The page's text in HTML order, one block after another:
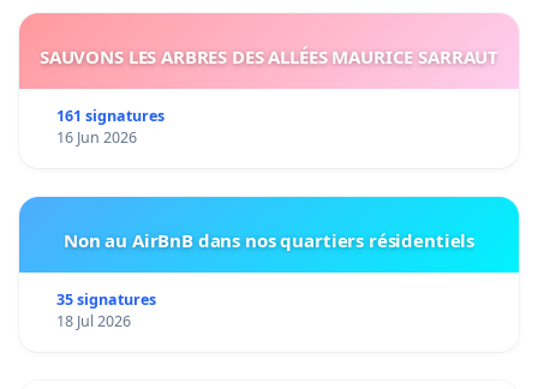
SAUVONS LES ARBRES DES ALLÉES MAURICE SARRAUT
161 signatures
16 Jun 2026
Non au AirBnB dans nos quartiers résidentiels
35 signatures
18 Jul 2026